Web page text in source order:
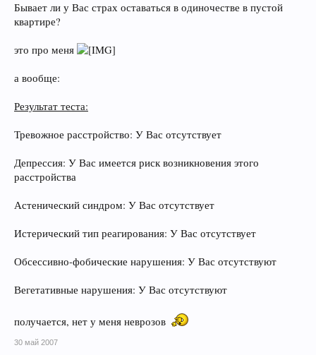
Бывает ли у Вас страх оставаться в одиночестве в пустой
квартире?
это про меня
а вообще:
Результат теста:
Тревожное расстройство: У Вас отсутствует
Депрессия: У Вас имеется риск возникновения этого
расстройства
Астенический синдром: У Вас отсутствует
Истерический тип реагирования: У Вас отсутствует
Обсессивно-фобические нарушения: У Вас отсутствуют
Вегетативные нарушения: У Вас отсутствуют
получается, нет у меня неврозов
30 май 2007